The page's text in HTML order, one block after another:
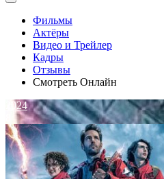
Фильмы
Актёры
Видео и Трейлер
Кадры
Отзывы
Смотреть Онлайн
2024